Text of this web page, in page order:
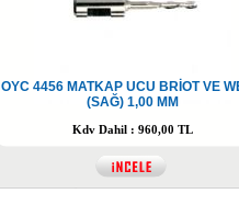
OYC 4456 MATKAP UCU BRİOT VE
(SAĞ) 1,00 MM
Kdv Dahil : 960,00 TL